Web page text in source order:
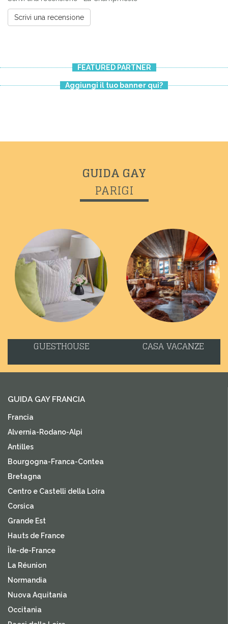
Scrivi una recensione
FEATURED PARTNER
Aggiungi il tuo banner qui?
GUIDA GAY
PARIGI
GUESTHOUSE CASA VACANZE
GUIDA GAY FRANCIA
Francia
Alvernia-Rodano-Alpi
Antilles
Bourgogna-Franca-Contea
Bretagna
Centro e Castelli della Loira
Corsica
Grande Est
Hauts de France
Île-de-France
La Réunion
Normandia
Nuova Aquitania
Occitania